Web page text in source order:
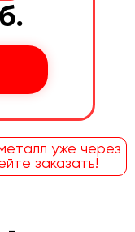
уже через
заказать!